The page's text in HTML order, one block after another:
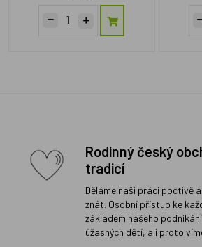
Rodinný český
tradicí
Děláme naši práci poctivě
znát. Osobní přístup ke
základem našeho
úžasných dětí, a i proto